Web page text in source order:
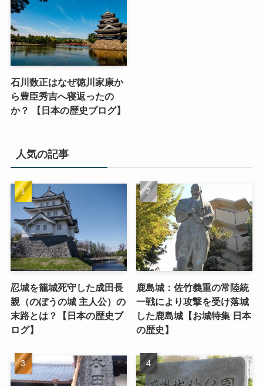
石川数正はなぜ徳川家康か
ら豊臣秀吉へ寝返ったの
か？ 【日本の歴史ブログ】
人気の記事
忍城を籠城死守した成田長
親（のぼうの城 主人公）の
末路とは？【日本の歴史ブ
ログ】
鹿島城：佐竹義重の常陸統
一戦により攻撃を受け落城
した鹿島城【お城特集 日本
の歴史】